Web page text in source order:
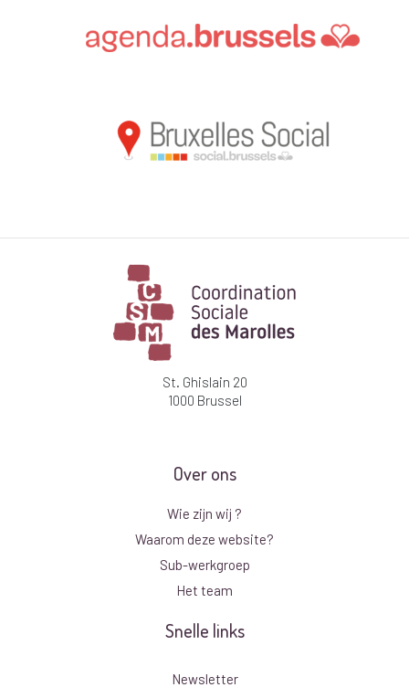
St. Ghislain 20
1000 Brussel
Over ons
Wie zijn wij ?
Waarom deze website?
Sub-werkgroep
Het team
Snelle links
Newsletter